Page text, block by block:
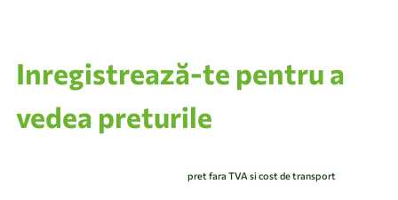
Inregistrează-te pentru a
vedea preturile
pret fara TVA si cost de transport